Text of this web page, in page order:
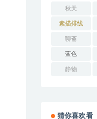
秋天
素描排线
聊斋
蓝色
静物
猜你喜欢看